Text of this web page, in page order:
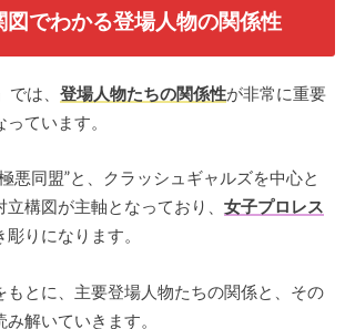
図でわかる登場人物の関係性
は、 登場人物たちの関係性が非常に重要
ています。
悪同盟”と、クラッシュギャルズを中心と
構図が主軸となっており、 女子プロレス
彫りになります。
もとに、主要登場人物たちの関係と、その
解いていきます。